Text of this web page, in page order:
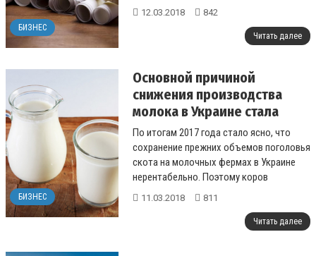
БИЗНЕС
12.03.2018 842
Читать далее
БИЗНЕС
Основной причиной
снижения производства
молока в Украине стала
убыточность
животноводства – эксперт
По итогам 2017 года стало ясно, что
сохранение прежних объемов поголовья
скота на молочных фермах в Украине
нерентабельно. Поэтому коров
отправляют на убой, но сохранить
11.03.2018 811
Читать далее